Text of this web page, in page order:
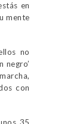
en
mente
no
negro’
con